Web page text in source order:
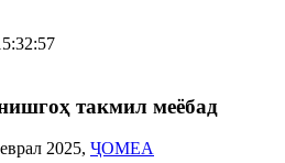
такмил меёбад
2025, ҶОМЕА